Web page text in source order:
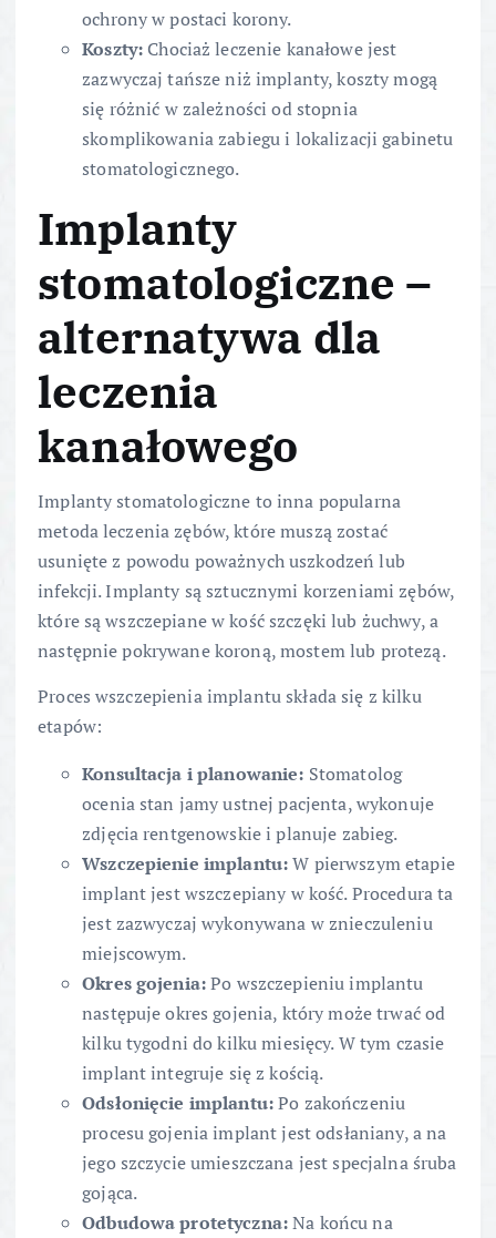
ochrony w postaci korony.
Koszty: Chociaż leczenie kanałowe jest
zazwyczaj tańsze niż implanty, koszty mogą
się różnić w zależności od stopnia
skomplikowania zabiegu i lokalizacji gabinetu
stomatologicznego.
Implanty
stomatologiczne –
alternatywa dla
leczenia
kanałowego
Implanty stomatologiczne to inna popularna
metoda leczenia zębów, które muszą zostać
usunięte z powodu poważnych uszkodzeń lub
infekcji. Implanty są sztucznymi korzeniami zębów,
które są wszczepiane w kość szczęki lub żuchwy, a
następnie pokrywane koroną, mostem lub protezą.
Proces wszczepienia implantu składa się z kilku
etapów:
Konsultacja i planowanie: Stomatolog
ocenia stan jamy ustnej pacjenta, wykonuje
zdjęcia rentgenowskie i planuje zabieg.
Wszczepienie implantu:W pierwszym etapie
implant jest wszczepiany w kość. Procedura ta
jest zazwyczaj wykonywana w znieczuleniu
miejscowym.
Okres gojenia:Po wszczepieniu implantu
następuje okres gojenia, który może trwać od
kilku tygodni do kilku miesięcy. W tym czasie
implant integruje się z kością.
Odsłonięcie implantu:Po zakończeniu
procesu gojenia implant jest odsłaniany, a na
jego szczycie umieszczana jest specjalna śruba
gojąca.
Odbudowa protetyczna:Na końcu na